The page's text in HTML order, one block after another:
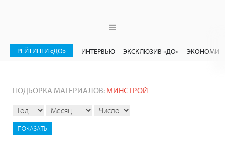
РЕЙТИНГИ «ДО» ИНТЕРВЬЮ ЭКСКЛЮЗИВ «ДО»
ПОДБОРКА МАТЕРИАЛОВ: МИНСТРОЙ